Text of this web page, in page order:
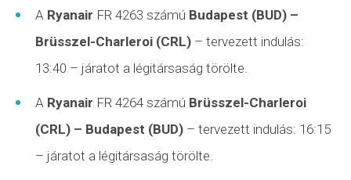
A Ryanair FR 4263 számú Budapest (BUD) –
Brüsszel-Charleroi (CRL) – tervezett indulás:
13:40 – járatot a légitársaság törölte.
A Ryanair FR 4264 számú Brüsszel-Charleroi
(CRL) – Budapest (BUD) – tervezett indulás: 16:15
– járatot a légitársaság törölte.